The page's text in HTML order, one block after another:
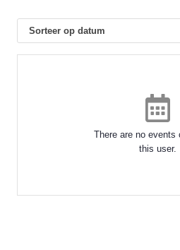
Sorteer op datum
There are no events
this user.